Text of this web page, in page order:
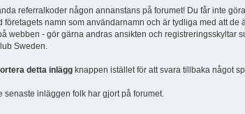
referralkoder någon annanstans på forumet! Du får inte
namn som användarnamn och är tydliga med att de
webben - gör gärna andras ansikten och registreringsskyltar
Sweden.
detta inlägg knappen istället för att svara tillbaka något
senaste inläggen folk har gjort på forumet.